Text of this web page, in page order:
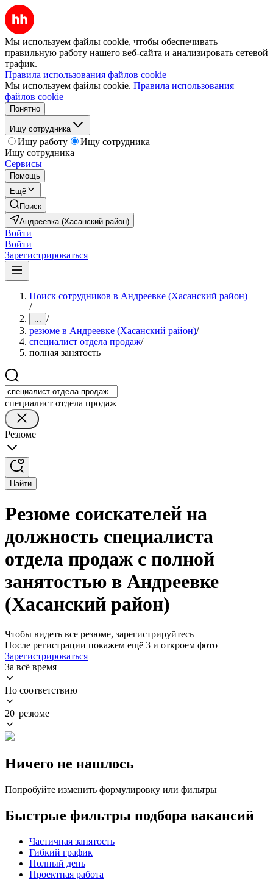
Мы используем файлы cookie, чтобы обеспечивать
правильную работу нашего веб-сайта и анализировать сетевой
трафик.
Правила использования файлов cookie
Мы используем файлы cookie. Правила использования
файлов cookie
Понятно
Ищу сотрудника
Ищу работу
Ищу сотрудника
Ищу сотрудника
Сервисы
Помощь
Ещё
Поиск
Андреевка (Хасанский район)
Войти
Войти
Зарегистрироваться
Поиск сотрудников в Андреевке (Хасанский район)
/
... /
резюме в Андреевке (Хасанский район)/
специалист отдела продаж/
полная занятость
специалист отдела продаж
Резюме
Найти
Резюме соискателей на
должность специалиста
отдела продаж с полной
занятостью в Андреевке
(Хасанский район)
Чтобы видеть все резюме, зарегистрируйтесь
После регистрации покажем ещё 3 и откроем фото
Зарегистрироваться
За всё время
По соответствию
20 резюме
Ничего не нашлось
Попробуйте изменить формулировку или фильтры
Быстрые фильтры подбора вакансий
Частичная занятость
Гибкий график
Полный день
Проектная работа